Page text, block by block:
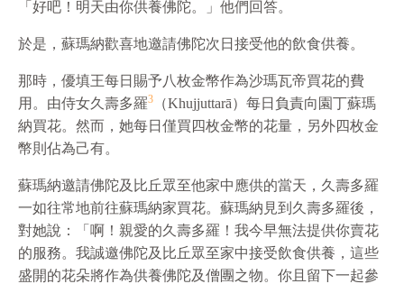
「好吧！明天由你供養佛陀。」他們回答。
於是，蘇瑪納歡喜地邀請佛陀次日接受他的飲食供養。
那時，優填王每日賜予八枚金幣作為沙瑪瓦帝買花的費
用。由侍女久壽多羅3
（Khujjuttarā）每日負責向園丁蘇瑪
納買花。然而，她每日僅買四枚金幣的花量，另外四枚金
幣則佔為己有。
蘇瑪納邀請佛陀及比丘眾至他家中應供的當天，久壽多羅
一如往常地前往蘇瑪納家買花。蘇瑪納見到久壽多羅後，
對她說：「啊！親愛的久壽多羅！我今早無法提供你賣花
的服務。我誠邀佛陀及比丘眾至家中接受飲食供養，這些
盛開的花朵將作為供養佛陀及僧團之物。你且留下一起參